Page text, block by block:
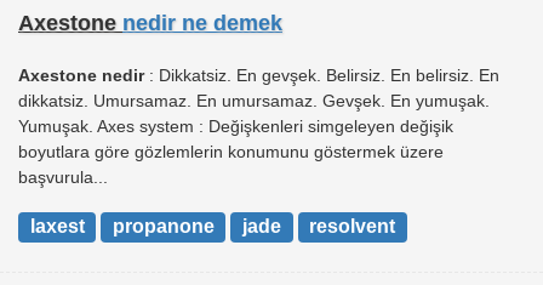
Axestone nedir ne demek
Axestone nedir: Dikkatsiz. En gevşek. Belirsiz. En belirsiz. En
dikkatsiz. Umursamaz. En umursamaz. Gevşek. En yumuşak.
Yumuşak. Axes system : Değişkenleri simgeleyen değişik
boyutlara göre gözlemlerin konumunu göstermek üzere
başvurula...
laxest propanone jade resolvent